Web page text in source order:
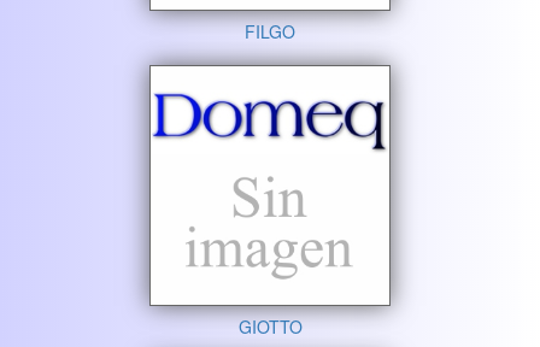
FILGO
GIOTTO